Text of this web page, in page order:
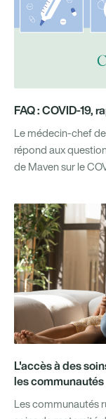
FAQ : COVID-19,
Le médecin-chef de
répond aux
de Maven sur le
L'accès à des
les
Les communautés